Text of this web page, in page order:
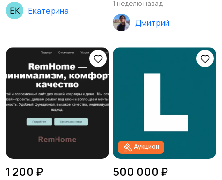
Екатерина
1 неделю назад
Дмитрий
1 200 ₽
Аукцион
500 000 ₽